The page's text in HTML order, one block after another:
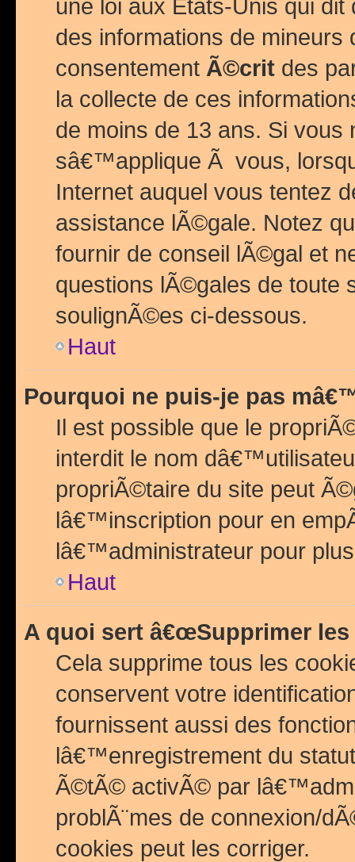
une loi aux Etats-Unis qui
des informations de mineurs
consentement Ã©crit des
la collecte de ces
de moins de 13 ans. Si
sâ€™applique Ã vous,
Internet auquel vous tentez
assistance lÃ©gale. Notez
fournir de conseil lÃ©gal et
questions lÃ©gales de
soulignÃ©es ci-dessous.
Haut
Pourquoi ne puis-je pas
Il est possible que le
interdit le nom
propriÃ©taire du site peut
lâ€™inscription pour en
lâ€™administrateur pour
Haut
A quoi sert â€œSupprimer les
Cela supprime tous les
conservent votre
fournissent aussi des
lâ€™enregistrement du
Ã©tÃ© activÃ© par
problÃ¨mes de connexion/
cookies peut les corriger.